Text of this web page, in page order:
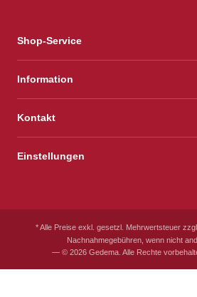
Shop-Service
Information
Kontakt
Einstellungen
* Alle Preise exkl. gesetzl. Mehrwertsteuer zzgl.
Nachnahmegebühren, wenn nicht
— © 2026 Gedema. Alle Rechte